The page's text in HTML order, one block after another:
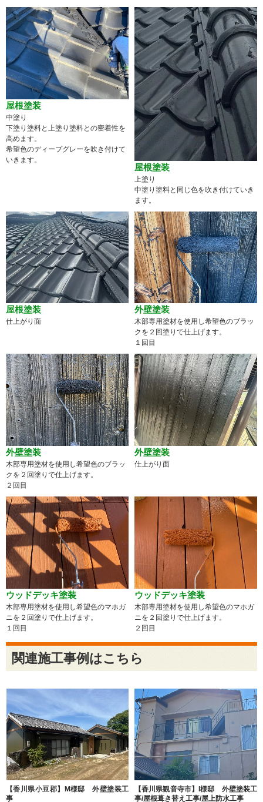
屋根塗装
中塗り
下塗り塗料と上塗り塗料との密着性を
高めます。
希望色のディープグレーを吹き付けて
いきます。
屋根塗装
上塗り
中塗り塗料と同じ色を吹き付けていき
ます。
屋根塗装
仕上がり面
外壁塗装
木部専用塗材を使用し希望色のブラッ
クを２回塗りで仕上げます。
１回目
外壁塗装
木部専用塗材を使用し希望色のブラッ
クを２回塗りで仕上げます。
２回目
外壁塗装
仕上がり面
ウッドデッキ塗装
木部専用塗材を使用し希望色のマホガ
ニを２回塗りで仕上げます。
１回目
ウッドデッキ塗装
木部専用塗材を使用し希望色のマホガ
ニを２回塗りで仕上げます。
２回目
関連施工事例はこちら
【香川県小豆郡】M様邸 外壁塗装工
事
【香川県観音寺市】I様邸 外壁塗装工
事/屋根葺き替え工事/屋上防水工事